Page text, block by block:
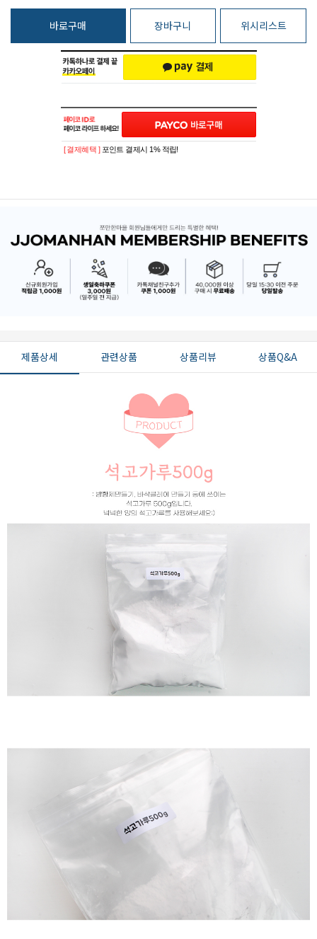
바로구매 장바구니 위시리스트
페이코 ID로 페
PAYCO 바로구매
[ 결제혜택 ] 포인트 결제시 1% 적립!
제품상세 관련상품 상품리뷰 상품Q&A